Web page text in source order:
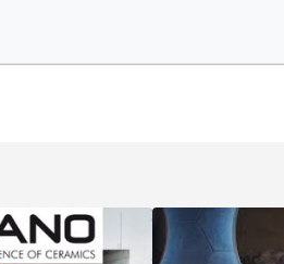
asymmetrische varianten
creëert. Ideaal voor wie extra